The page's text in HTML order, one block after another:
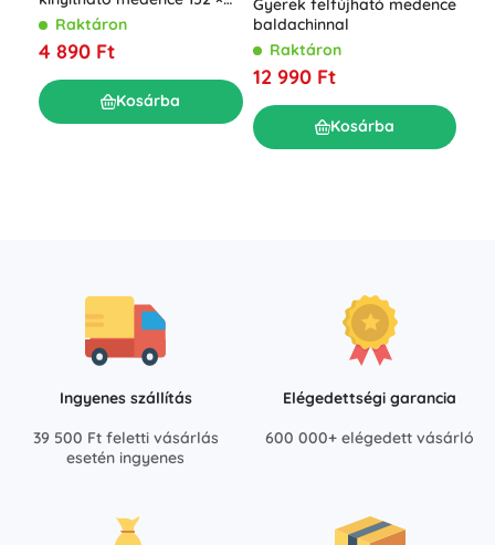
25 cm
Raktáron
4 890 Ft
Kosárba
Gyerek felfújható medence
baldachinnal
Raktáron
12 990 Ft
Kosárba
Ingyenes szállítás
39 500 Ft feletti vásárlás
esetén ingyenes
Elégedettségi garancia
600 000+ elégedett vásárló